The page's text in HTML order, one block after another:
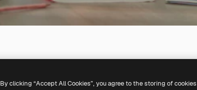
By clicking “Accept All Cookies”, you agree to the storing of